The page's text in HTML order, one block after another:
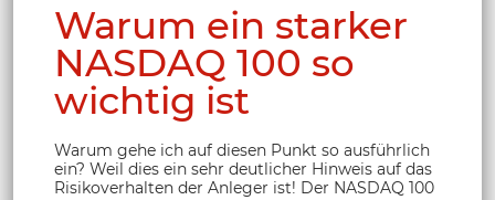
Warum ein starker
NASDAQ 100 so
wichtig ist
Warum gehe ich auf diesen Punkt so ausführlich
ein? Weil dies ein sehr deutlicher Hinweis auf das
Risikoverhalten der Anleger ist! Der NASDAQ 100